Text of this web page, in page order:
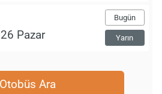
Bugün
Yarın
Otobüs Ara